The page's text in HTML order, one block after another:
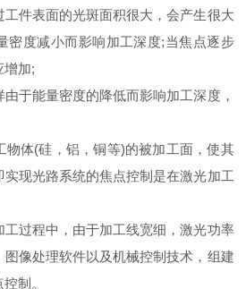
件表面的光斑面积很大，会产生很大
密度减小而影响加工深度;当焦点逐步
增加;
于能量密度的降低而影响加工深度，
物体(硅，铝，铜等)的被加工面，使其
现光路系统的焦点控制是在激光加工
工过程中，由于加工线宽细，激光功率
像处理软件以及机械控制技术，组建
制。